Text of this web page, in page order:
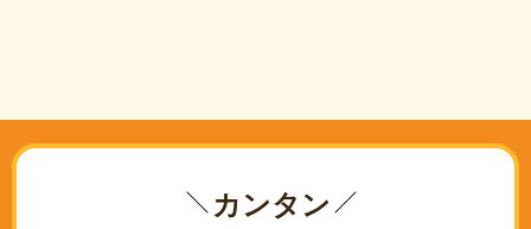
カンタン